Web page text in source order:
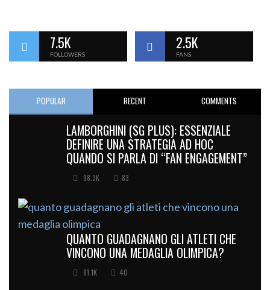
7.5K
FOLLOWERS
2.5K
FANS
POPULAR RECENT COMMENTS
LAMBORGHINI (SG PLUS): ESSENZIALE
DEFINIRE UNA STRATEGIA AD HOC
QUANDO SI PARLA DI “FAN ENGAGEMENT”
98.3K 83
QUANTO GUADAGNANO GLI ATLETI CHE
VINCONO UNA MEDAGLIA OLIMPICA?
81.1K 40